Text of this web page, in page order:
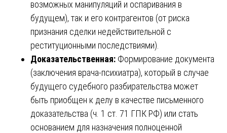
возможных манипуляций и оспаривания в
будущем), так и его контрагентов (от риска
признания сделки недействительной с
реституционными последствиями).
Доказательственная: Формирование документа
(заключения врача-психиатра), который в случае
будущего судебного разбирательства может
быть приобщен к делу в качестве письменного
доказательства (ч. 1 ст. 71 ГПК РФ) или стать
основанием для назначения полноценной